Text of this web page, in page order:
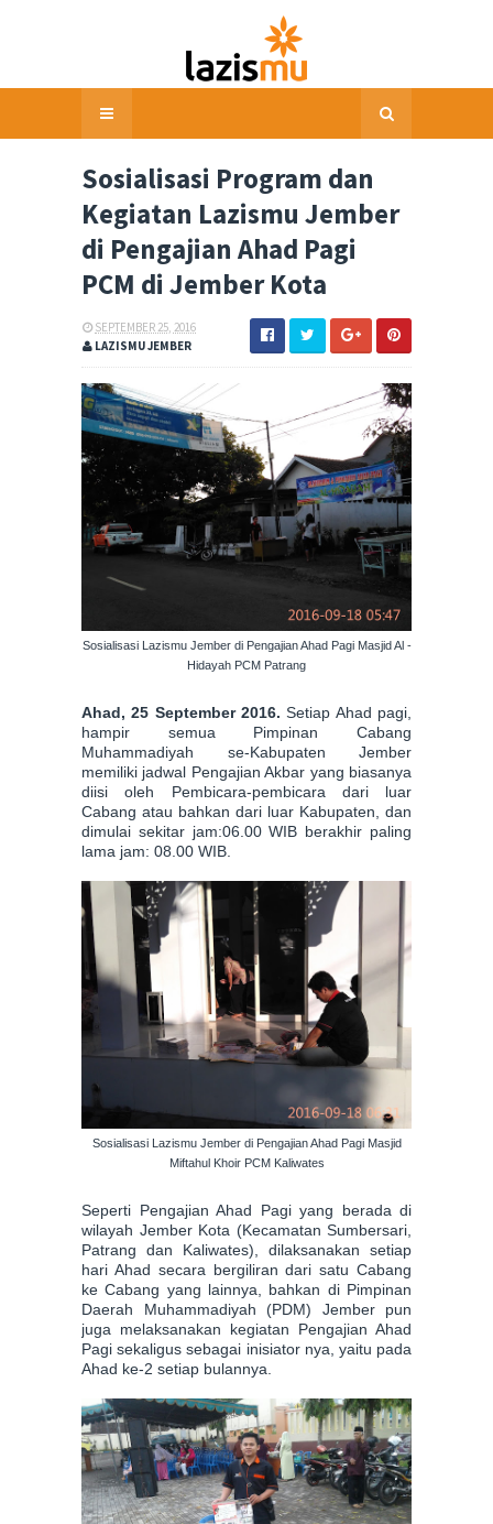
Sosialisasi Program dan
Kegiatan Lazismu Jember
di Pengajian Ahad Pagi
PCM di Jember Kota
SEPTEMBER 25, 2016
LAZISMU JEMBER
Sosialisasi Lazismu Jember di Pengajian Ahad Pagi Masjid Al -
Hidayah PCM Patrang
Ahad, 25 September 2016. Setiap Ahad pagi,
hampir semua
Pimpinan Cabang
Muhammadiyah se-Kabupaten Jember
memiliki jadwal Pengajian Akbar yang biasanya
diisi oleh Pembicara-pembicara dari luar
Cabang atau bahkan dari luar Kabupaten, dan
dimulai sekitar jam:06.00 WIB berakhir paling
lama jam: 08.00 WIB.
Sosialisasi Lazismu Jember di Pengajian Ahad Pagi Masjid
Miftahul Khoir PCM Kaliwates
Seperti Pengajian Ahad Pagi yang berada di
wilayah Jember Kota (Kecamatan Sumbersari,
Patrang dan Kaliwates), dilaksanakan setiap
hari Ahad secara bergiliran dari satu Cabang
ke Cabang yang lainnya, bahkan di Pimpinan
Daerah Muhammadiyah (PDM) Jember pun
juga melaksanakan kegiatan Pengajian Ahad
Pagi sekaligus sebagai inisiator nya, yaitu pada
Ahad ke-2 setiap bulannya.